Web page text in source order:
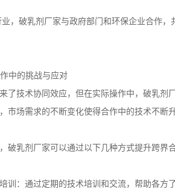
，破乳剂厂家与政府部门和环保企业合作
中的挑战与应对
了技术协同效应，但在实际操作中，破乳
市场需求的不断变化使得合作中的技术不断
破乳剂厂家可以通过以下几种方式提升跨界
训：通过定期的技术培训和交流，帮助各方